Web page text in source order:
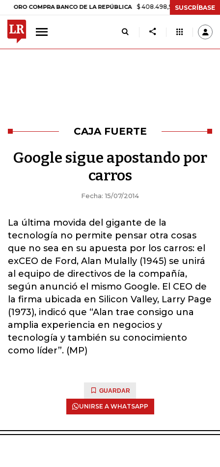
COMPRA BANCO DE LA REPÚBLICA $ 408.498,97 +$ 8.753,81 +2,19%
SUSCRÍBASE
CAJA FUERTE
Google sigue apostando por
carros
Fecha: 15/07/2014
La última movida del gigante de la
tecnología no permite pensar otra cosas
que no sea en su apuesta por los carros: el
exCEO de Ford, Alan Mulally (1945) se unirá
al equipo de directivos de la compañía,
según anunció el mismo Google. El CEO de
la firma ubicada en Silicon Valley, Larry Page
(1973), indicó que “Alan trae consigo una
amplia experiencia en negocios y
tecnología y también su conocimiento
como líder”. (MP)
GUARDAR
UNIRSE A WHATSAPP